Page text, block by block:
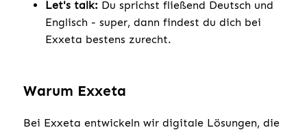
Let's talk: Du sprichst fließend Deutsch und
Englisch - super, dann findest du dich bei
Exxeta bestens zurecht.
Warum Exxeta
Bei Exxeta entwickeln wir digitale Lösungen, die